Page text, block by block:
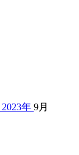
2023年 9月